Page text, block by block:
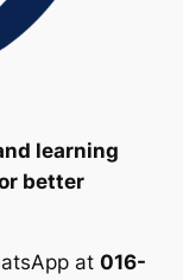
learning
better
at 016-